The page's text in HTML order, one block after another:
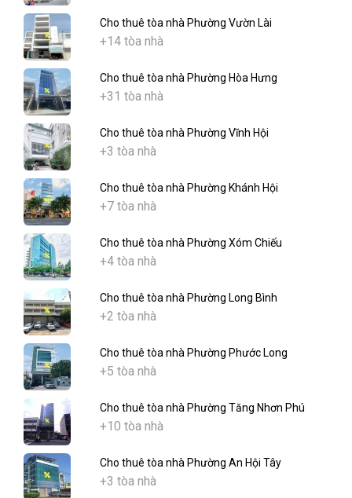
Cho thuê tòa nhà Phường Vườn Lài
+14 tòa nhà
Cho thuê tòa nhà Phường Hòa Hưng
+31 tòa nhà
Cho thuê tòa nhà Phường Vĩnh Hội
+3 tòa nhà
Cho thuê tòa nhà Phường Khánh Hội
+7 tòa nhà
Cho thuê tòa nhà Phường Xóm Chiếu
+4 tòa nhà
Cho thuê tòa nhà Phường Long Bình
+2 tòa nhà
Cho thuê tòa nhà Phường Phước Long
+5 tòa nhà
Cho thuê tòa nhà Phường Tăng Nhơn Phú
+10 tòa nhà
Cho thuê tòa nhà Phường An Hội Tây
+3 tòa nhà